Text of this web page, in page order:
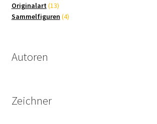
Originalart 1313
Produkte
Sammelfiguren 44
Autoren
Zeichner